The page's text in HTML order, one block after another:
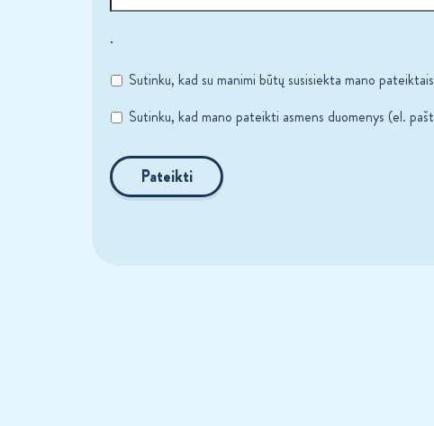
.
Sutinku, kad su manimi būtų susisiekta mano
Sutinku, kad mano pateikti asmens duomenys (el.